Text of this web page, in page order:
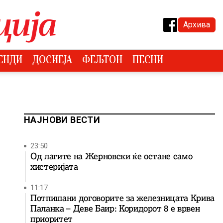
Архива
ДОСИЕЈА ФЕЉТОН ПЕСНИ
НАЈНОВИ ВЕСТИ
23:50
Од лагите на Жерновски ќе остане само
хистеријата
11:17
Потпишани договорите за железницата Крива
Паланка – Деве Баир: Коридорот 8 е врвен
приоритет